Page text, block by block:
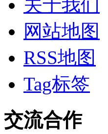
关于我们
网站地图
RSS地图
Tag标签
交流合作